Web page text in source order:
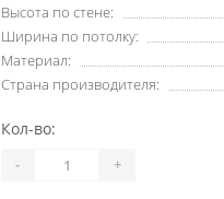
Высота по стене:
Ширина по потолку:
Материал:
Страна производителя:
Кол-во:
- +